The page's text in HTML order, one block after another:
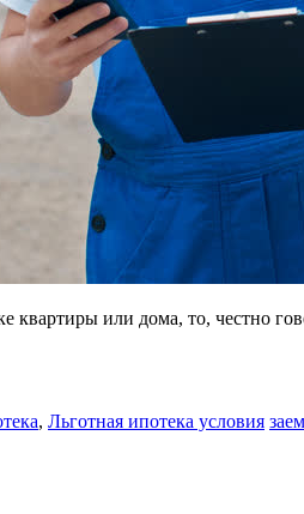
квартиры или дома, то, честно
, Льготная ипотека условия заем